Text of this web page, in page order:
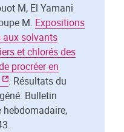
M, El Yamani
M. Expositions
aux solvants
et chlorés des
procréer en
. Résultats du
Bulletin